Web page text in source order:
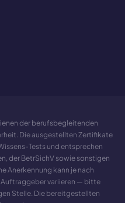
der berufsbegleitenden
Die ausgestellten Zertifikate
Tests und entsprechen
der BetrSichV sowie sonstigen
Anerkennung kann je nach
variieren — bitte
Stelle. Die bereitgestellten